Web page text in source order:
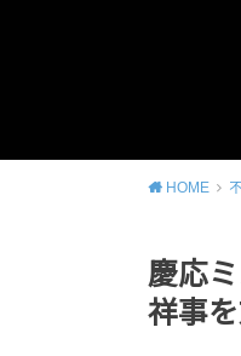
HOME
慶応
祥事